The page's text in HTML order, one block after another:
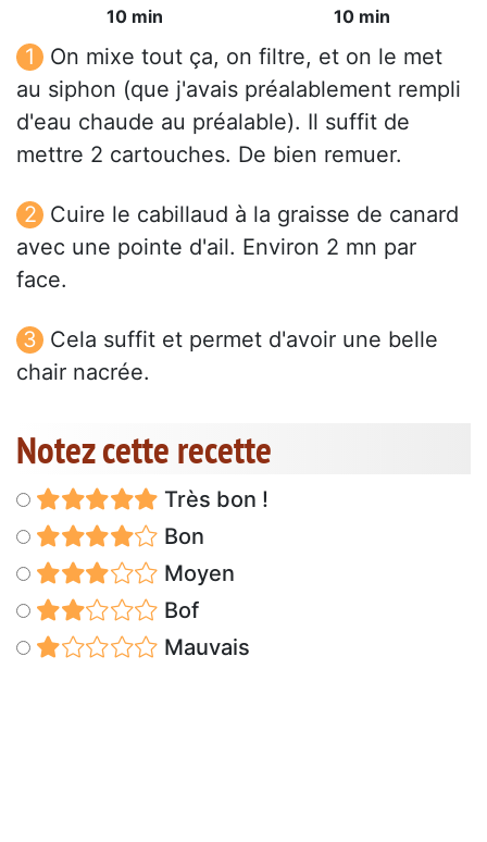
10 min
10 min
On mixe tout ça, on filtre, et on le met
au siphon (que j'avais préalablement rempli
d'eau chaude au préalable). Il suffit de
mettre 2 cartouches. De bien remuer.
Cuire le cabillaud à la graisse de canard
avec une pointe d'ail. Environ 2 mn par
face.
Cela suffit et permet d'avoir une belle
chair nacrée.
Notez cette recette
Très bon !
Bon
Moyen
Bof
Mauvais